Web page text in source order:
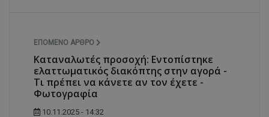
ΕΠΌΜΕΝΟ ΆΡΘΡΟ
Καταναλωτές προσοχή: Εντοπίστηκε
ελαττωματικός διακόπτης στην αγορά -
Τι πρέπει να κάνετε αν τον έχετε -
Φωτογραφία
10.11.2025 - 14:32